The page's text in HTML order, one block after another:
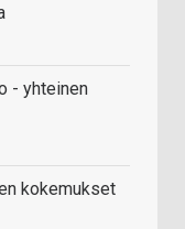
- yhteinen
kokemukset